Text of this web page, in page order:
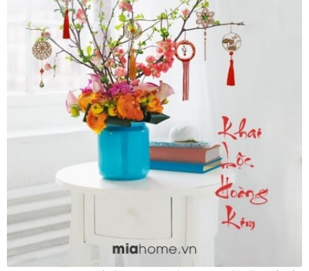
Homepage Test
In tranh treo tường theo yêu cầu
Fine Art Giclée Printing
In ảnh theo yêu cầu
In tranh canvas theo yêu cầu
In tranh dán tường theo yêu cầu
in tranh mica
Khung ảnh